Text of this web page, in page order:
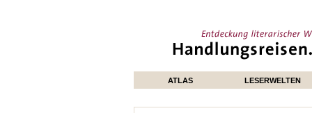
ATLAS LESERWELTEN